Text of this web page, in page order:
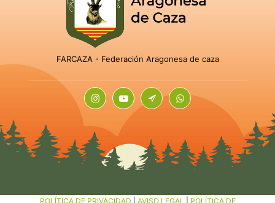
FARCAZA - Federación Aragonesa de caza
POLÍTICA DE PRIVACIDAD AVISO LEGAL POLÍTICA DE